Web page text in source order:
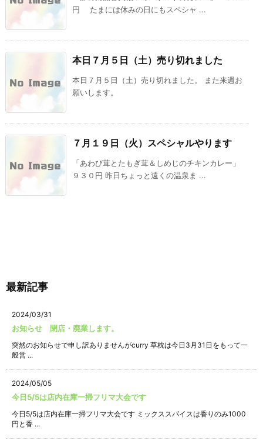
円 たまには休みの日にもスペシャ ...
本日７月５日（土）売り切れました
本日７月５日（土）売り切れました。 また来週お
願いします。
７月１９日（火）スペシャルやります
「あわび茸とたもぎ茸＆しめじのチキンカレー」
９３０円 昨日ちょっと遠くの温泉ま ...
最新記事
2024/03/31
お知らせ 閉店・廃業します。
突然のお知らせで申し訳ありませんがcurry 草枕は今日3月31日をもって一
般営 ...
2024/05/05
今日5/5は店内在庫一掃フリマ大会です
今日5/5は店内在庫一掃フリマ大会です ミックススパイスは香りのみ1000
円と香 ...